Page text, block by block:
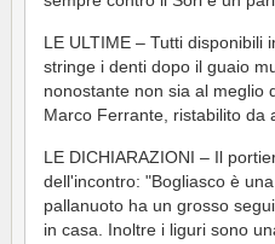
LE ULTIME – Tutti disponibili
stringe i denti dopo il guaio
nonostante non sia al meglio
Marco Ferrante, ristabilito da
LE DICHIARAZIONI – Il
dell'incontro: "Bogliasco è
pallanuoto ha un grosso
in casa. Inoltre i liguri sono